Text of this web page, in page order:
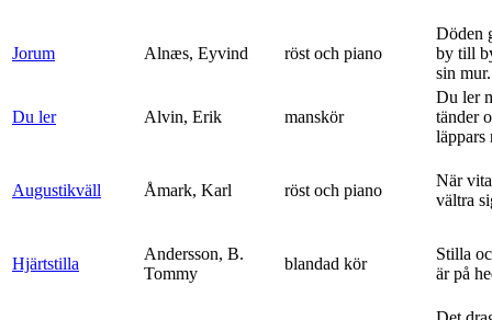
Jorum Alnæs, Eyvind röst och piano
Döden
by till
sin
Du ler Alvin, Erik manskör
Du ler
tänder
läppars
Augustikväll Åmark, Karl röst och piano
När
vältra
Hjärtstilla
Andersson, B.
Tommy
blandad kör
Stilla
är på